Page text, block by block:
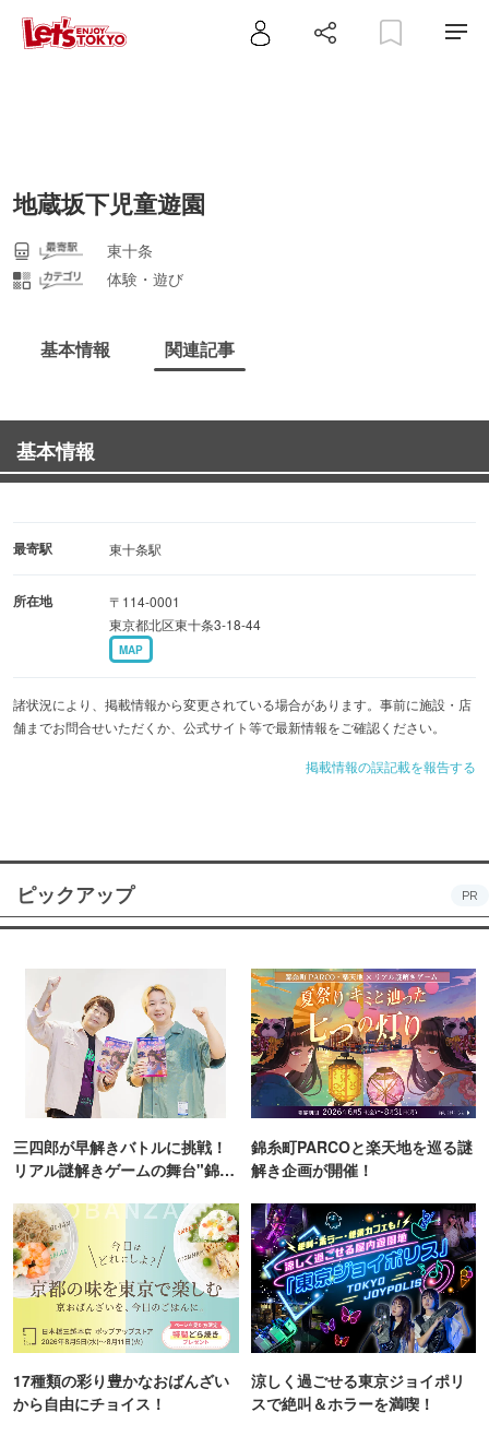
地蔵坂下児童遊園
東十条
体験・遊び
基本情報 関連記事
基本情報
最寄駅 東十条駅
所在地
〒114-0001
東京都北区東十条3-18-44
MAP
諸状況により、掲載情報から変更されている場合があります。事前に施設・店
舗までお問合せいただくか、公式サイト等で最新情報をご確認ください。
掲載情報の誤記載を報告する
ピックアップ PR
三四郎が早解きバトルに挑戦！
リアル謎解きゲームの舞台"錦糸
錦糸町PARCOと楽天地を巡る謎
解き企画が開催！
17種類の彩り豊かなおばんざい
から自由にチョイス！
涼しく過ごせる東京ジョイポリ
スで絶叫＆ホラーを満喫！